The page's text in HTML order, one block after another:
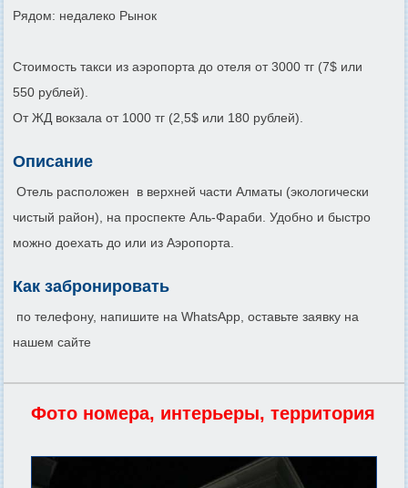
Рядом: недалеко Рынок
Стоимость такси из аэропорта до отеля от 3000 тг (7$ или
550 рублей).
От ЖД вокзала от 1000 тг (2,5$ или 180 рублей).
Описание
Отель расположен в верхней части Алматы (экологически
чистый район), на проспекте Аль-Фараби. Удобно и быстро
можно доехать до или из Аэропорта.
Как забронировать
по телефону, напишите на WhatsApp, оставьте заявку на
нашем сайте
Фото номера, интерьеры, территория